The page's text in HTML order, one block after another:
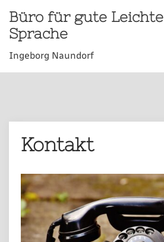
Büro für gute Leichte
Sprache
Ingeborg Naundorf
Kontakt